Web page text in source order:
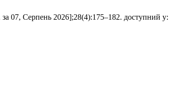
за 07, Серпень 2026];28(4):175–182. доступний у: